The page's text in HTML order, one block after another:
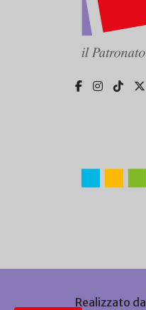
Realizzato da